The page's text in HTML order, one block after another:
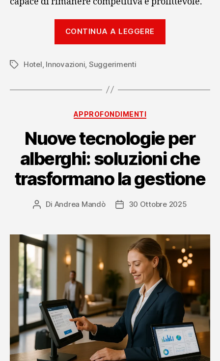
CONTINUA A LEGGERE
mercato
Tag Hotel Innovazioni Suggerimenti
Categorie
APPROFONDIMENTI
Nuove tecnologie per
alberghi: soluzioni che
trasformano la gestione
Autore
Di Andrea Mandò
Data30 Ottobre 2025